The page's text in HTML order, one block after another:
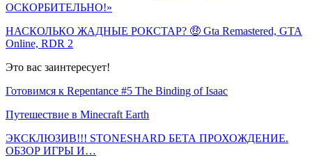
ОСКОРБИТЕЛЬНО!»
НАСКОЛЬКО ЖАДНЫЕ РОКСТАР? 🤑 Gta Remastered, GTA
Online, RDR 2
Это вас заинтересует!
Готовимся к Repentance #5 The Binding of Isaac
Путешествие в Minecraft Earth
ЭКСКЛЮЗИВ!!! STONESHARD БЕТА ПРОХОЖДЕНИЕ.
ОБЗОР ИГРЫ И…